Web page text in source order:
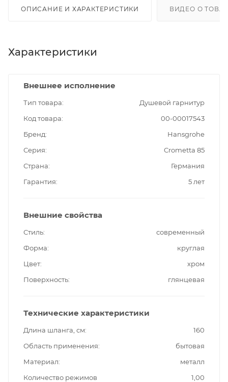
ОПИСАНИЕ И ХАРАКТЕРИСТИКИ ВИДЕО О
Характеристики
Внешнее исполнение
Тип товара
Душевой гарнитур
Код товара
00-00017543
Бренд
Hansgrohe
Серия
Crometta 85
Страна
Германия
Гарантия
5 лет
Внешние свойства
Стиль
современный
Форма
круглая
Цвет
хром
Поверхность
глянцевая
Технические характеристики
Длина шланга, см
160
Область применения
бытовая
Материал
металл
Количество режимов
1,00